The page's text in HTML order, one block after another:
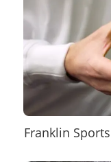
Franklin